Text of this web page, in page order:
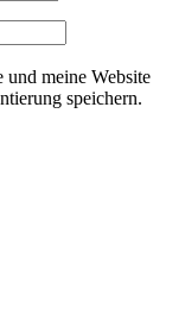
meine Website
speichern.